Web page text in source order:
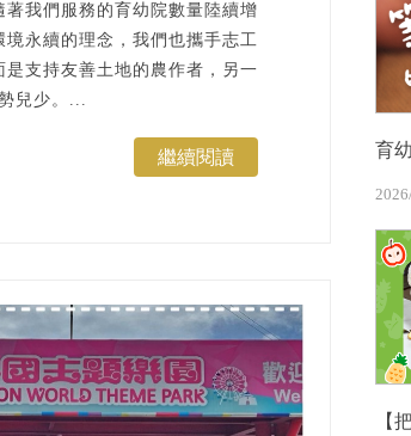
我們服務的育幼院數量陸續增
永續的理念，我們也攜手志工
支持友善土地的農作者，另一
兒少。...
繼續閱讀 育
【